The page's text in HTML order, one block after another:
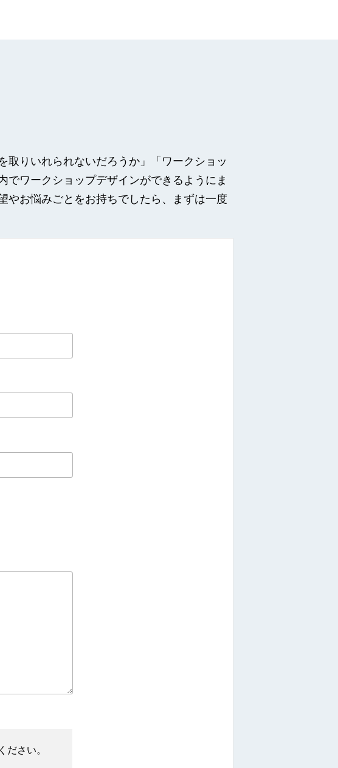
取りいれられないだろうか」「ワークショッ
ワークショップデザインができるようにま
やお悩みごとをお持ちでしたら、まずは一度
ださい。